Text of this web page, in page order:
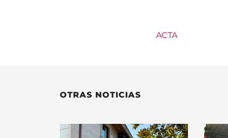
ACTA
OTRAS NOTICIAS